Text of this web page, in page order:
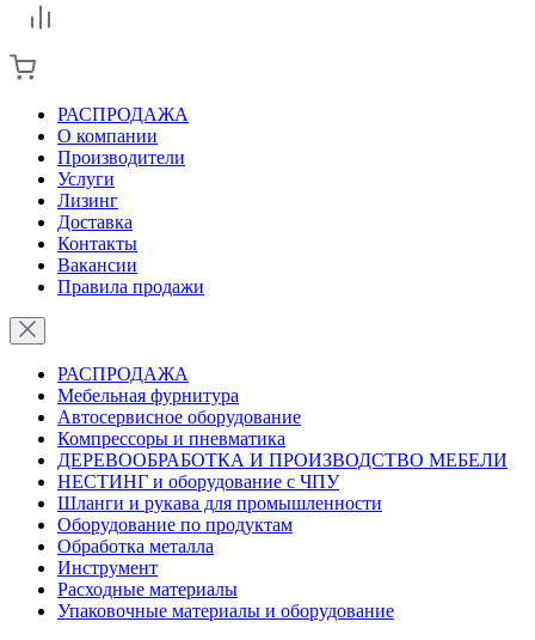
РАСПРОДАЖА
О компании
Производители
Услуги
Лизинг
Доставка
Контакты
Вакансии
Правила продажи
РАСПРОДАЖА
Мебельная фурнитура
Автосервисное оборудование
Компрессоры и пневматика
ДЕРЕВООБРАБОТКА И ПРОИЗВОДСТВО МЕБЕЛИ
НЕСТИНГ и оборудование с ЧПУ
Шланги и рукава для промышленности
Оборудование по продуктам
Обработка металла
Инструмент
Расходные материалы
Упаковочные материалы и оборудование